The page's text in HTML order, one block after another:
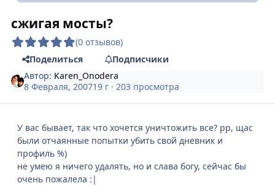
сжигая мосты?
(0 отзывов)
Поделиться
Подписчики
Автор: Karen_Onodera
8 Февраля, 200719 г · 203 просмотра
У вас бывает, так что хочется уничтожить все? рр, щас
были отчаянные попытки убить свой дневник и
профиль %)
не умею я ничего удалять, но и слава богу, сейчас бы
очень пожалела :|